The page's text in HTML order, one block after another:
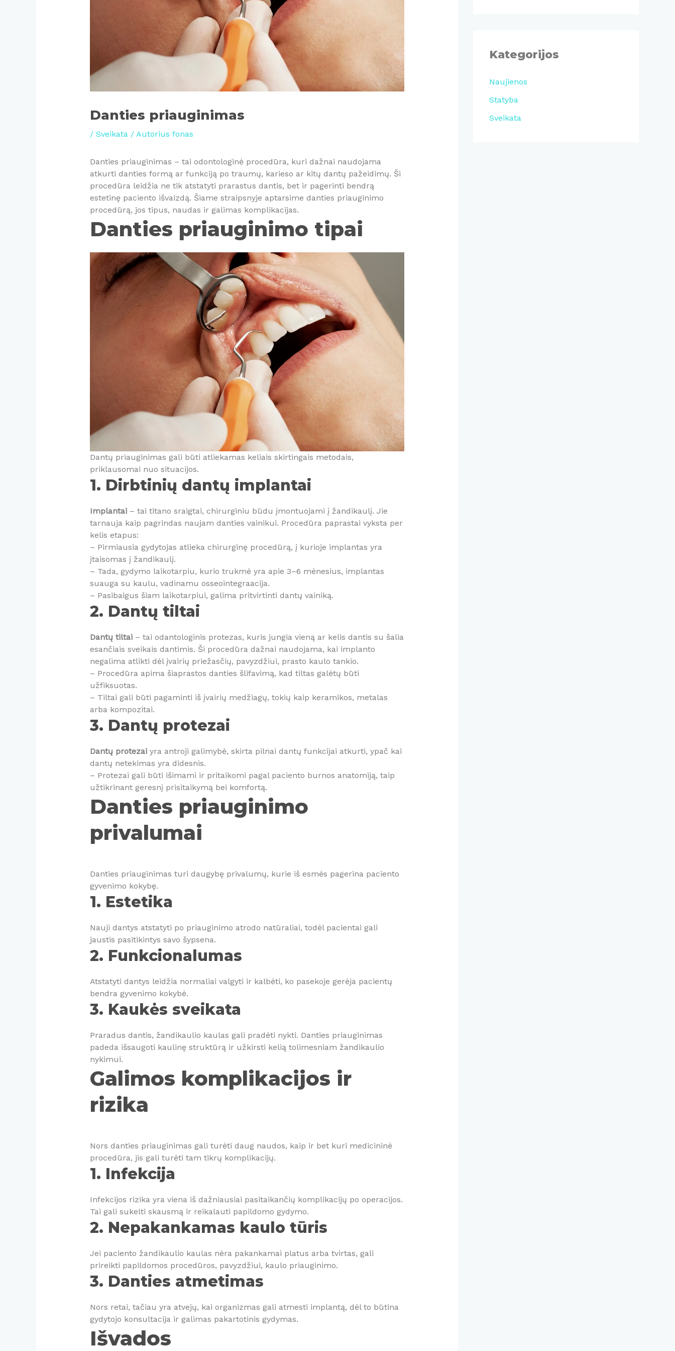
Danties priauginimas
/ Sveikata/ Autorius fonas
Danties priauginimas – tai odontologinė procedūra, kuri dažnai naudojama
atkurti danties formą ar funkciją po traumų, karieso ar kitų dantų pažeidimų. Ši
procedūra leidžia ne tik atstatyti prarastus dantis, bet ir pagerinti bendrą
estetinę paciento išvaizdą. Šiame straipsnyje aptarsime danties priauginimo
procedūrą, jos tipus, naudas ir galimas komplikacijas.
Danties priauginimo tipai
Dantų priauginimas gali būti atliekamas keliais skirtingais metodais,
priklausomai nuo situacijos.
1. Dirbtinių dantų implantai
Implantai– tai titano sraigtai, chirurginiu būdu įmontuojami į žandikaulį. Jie
tarnauja kaip pagrindas naujam danties vainikui. Procedūra paprastai vyksta per
kelis etapus:
– Pirmiausia gydytojas atlieka chirurginę procedūrą, į kurioje implantas yra
įtaisomas į žandikaulį.
– Tada, gydymo laikotarpiu, kurio trukmė yra apie 3–6 mėnesius, implantas
suauga su kaulu, vadinamu osseointegraacija.
– Pasibaigus šiam laikotarpiui, galima pritvirtinti dantų vainiką.
2. Dantų tiltai
Dantų tiltai– tai odantologinis protezas, kuris jungia vieną ar kelis dantis su šalia
esančiais sveikais dantimis. Ši procedūra dažnai naudojama, kai implanto
negalima atlikti dėl įvairių priežasčių, pavyzdžiui, prasto kaulo tankio.
– Procedūra apima šiaprastos danties šlifavimą, kad tiltas galėtų būti
užfiksuotas.
– Tiltai gali būti pagaminti iš įvairių medžiagų, tokių kaip keramikos, metalas
arba kompozitai.
3. Dantų protezai
Dantų protezaiyra antroji galimybė, skirta pilnai dantų funkcijai atkurti, ypač kai
dantų netekimas yra didesnis.
– Protezai gali būti išimami ir pritaikomi pagal paciento burnos anatomiją, taip
užtikrinant geresnį prisitaikymą bei komfortą.
Danties priauginimo
privalumai
Danties priauginimas turi daugybę privalumų, kurie iš esmės pagerina paciento
gyvenimo kokybę.
1. Estetika
Nauji dantys atstatyti po priauginimo atrodo natūraliai, todėl pacientai gali
jaustis pasitikintys savo šypsena.
2. Funkcionalumas
Atstatyti dantys leidžia normaliai valgyti ir kalbėti, ko pasekoje gerėja pacientų
bendra gyvenimo kokybė.
3. Kaukės sveikata
Praradus dantis, žandikaulio kaulas gali pradėti nykti. Danties priauginimas
padeda išsaugoti kaulinę struktūrą ir užkirsti kelią tolimesniam žandikaulio
nykimui.
Galimos komplikacijos ir
rizika
Nors danties priauginimas gali turėti daug naudos, kaip ir bet kuri medicininė
procedūra, jis gali turėti tam tikrų komplikacijų.
1. Infekcija
Infekcijos rizika yra viena iš dažniausiai pasitaikančių komplikacijų po operacijos.
Tai gali sukelti skausmą ir reikalauti papildomo gydymo.
2. Nepakankamas kaulo tūris
Jei paciento žandikaulio kaulas nėra pakankamai platus arba tvirtas, gali
prireikti papildomos procedūros, pavyzdžiui, kaulo priauginimo.
3. Danties atmetimas
Nors retai, tačiau yra atvejų, kai organizmas gali atmesti implantą, dėl to būtina
gydytojo konsultacija ir galimas pakartotinis gydymas.
Išvados
Kategorijos
Naujienos
Statyba
Sveikata